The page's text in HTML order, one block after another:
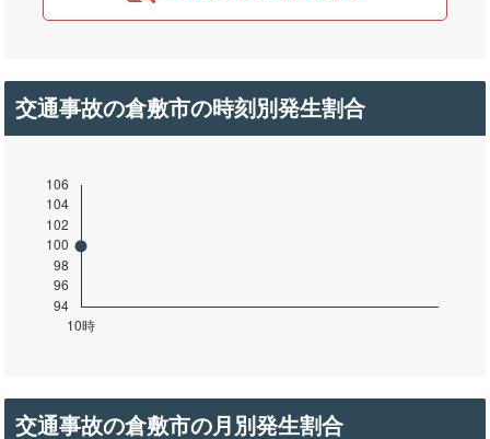
交通事故の倉敷市の時刻別発生割合
交通事故の倉敷市の月別発生割合